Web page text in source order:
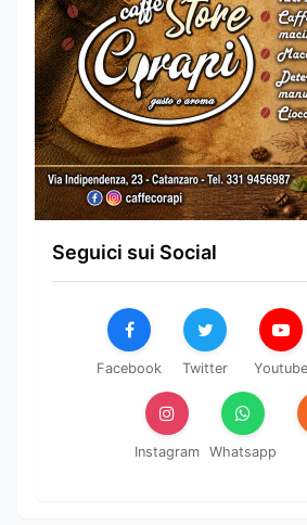
Seguici sui Social
Facebook Twitter Youtube
Instagram Whatsapp